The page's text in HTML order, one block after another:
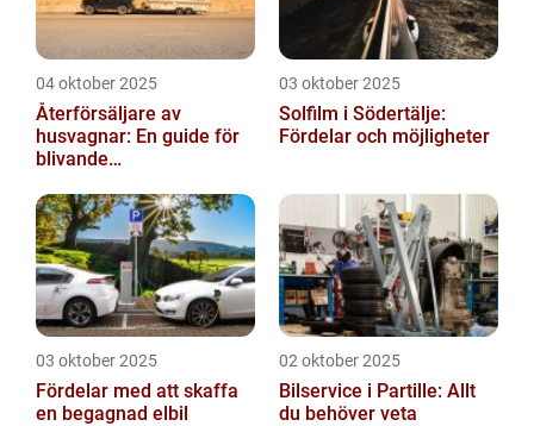
04 oktober 2025
Återförsäljare av
husvagnar: En guide för
blivande
03 oktober 2025
Solfilm i Södertälje:
Fördelar och möjligheter
03 oktober 2025
Fördelar med att skaffa
en begagnad elbil
02 oktober 2025
Bilservice i Partille: Allt
du behöver veta